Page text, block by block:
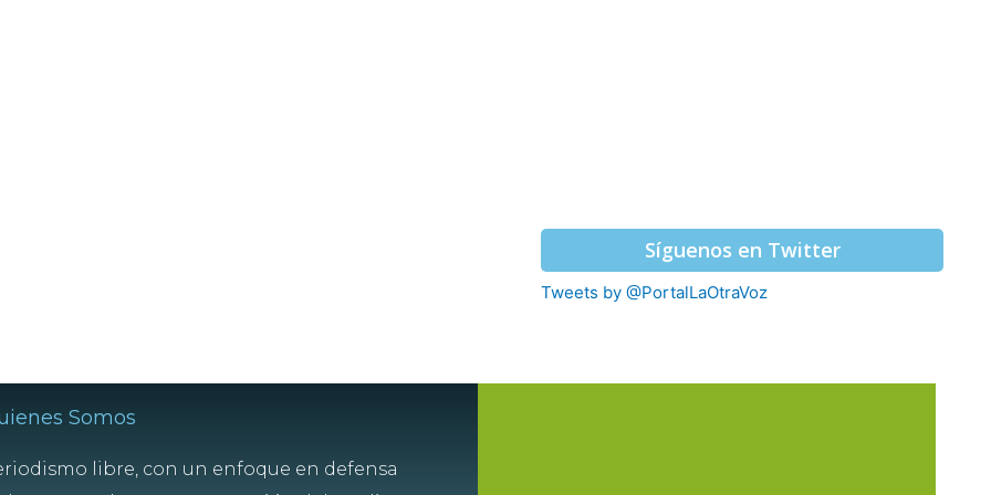
Síguenos en Twitter
Tweets by @PortalLaOtraVoz
Somos
libre, con un enfoque en defensa